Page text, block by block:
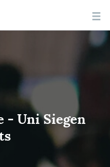
- Uni Siegen